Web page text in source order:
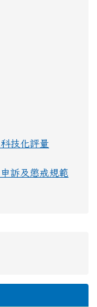
技化評量
訴及懲戒規範